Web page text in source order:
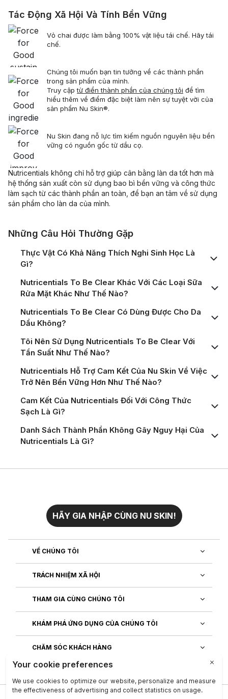
Tác Động Xã Hội Và Tính Bền Vững
Vỏ chai được làm bằng 100% vật liệu tái chế. Hãy tái
chế.
Chúng tôi muốn bạn tin tưởng về các thành phần
trong sản phẩm của mình.
Truy cậptừ điển thành phần của chúng tôi để tìm
hiểu thêm về điểm đặc biệt làm nên sự tuyệt vời của
sản phẩm Nu Skin®.
Nu Skin đang nỗ lực tìm kiếm nguồn nguyên liệu bền
vững có nguồn gốc từ dầu cọ.
Nutricentials không chỉ hỗ trợ giúp cân bằng làn da tốt hơn mà
hệ thống sản xuất còn sử dụng bao bì bền vững và công thức
làm sạch từ các thành phần an toàn, để bạn an tâm về sử dụng
sản phẩm cho làn da của mình.
Những Câu Hỏi Thường Gặp
Thực Vật Có Khả Năng Thích Nghi Sinh Học Là
Gì?
Nutricentials To Be Clear Khác Với Các Loại Sữa
Rửa Mặt Khác Như Thế Nào?
Nutricentials To Be Clear Có Dùng Được Cho Da
Dầu Không?
Tôi Nên Sử Dụng Nutricentials To Be Clear Với
Tần Suất Như Thế Nào?
Nutricentials Hỗ Trợ Cam Kết Của Nu Skin Về Việc
Trở Nên Bền Vững Hơn Như Thế Nào?
Cam Kết Của Nutricentials Đối Với Công Thức
Sạch Là Gì?
Danh Sách Thành Phần Không Gây Nguy Hại Của
Nutricentials Là Gì?
HÃY GIA NHẬP CÙNG NU SKIN!
VỀ CHÚNG TÔI
TRÁCH NHIỆM XÃ HỘI
THAM GIA CÙNG CHÚNG TÔI
KHÁM PHÁ ỨNG DỤNG CỦA CHÚNG TÔI
CHĂM SÓC KHÁCH HÀNG